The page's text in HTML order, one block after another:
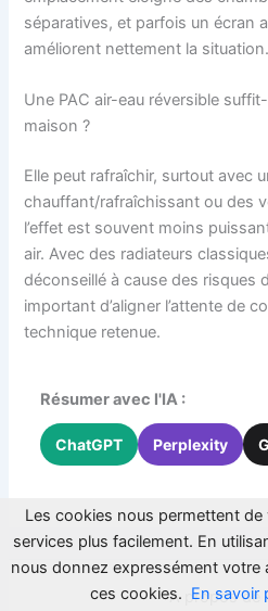
séparatives, et parfois un écran
améliorent nettement la situation.
Une PAC air-eau réversible
maison ?
Elle peut rafraîchir, surtout avec
chauffant/rafraîchissant ou des
l’effet est souvent moins
air. Avec des radiateurs
déconseillé à cause des risques
important d’aligner l’attente de
technique retenue.
Résumer avec l'IA :
ChatGPT Perplexity
A propos de
Les cookies nous permettent
services plus facilement. En
nous donnez expressément votre
ces cookies. En savoir